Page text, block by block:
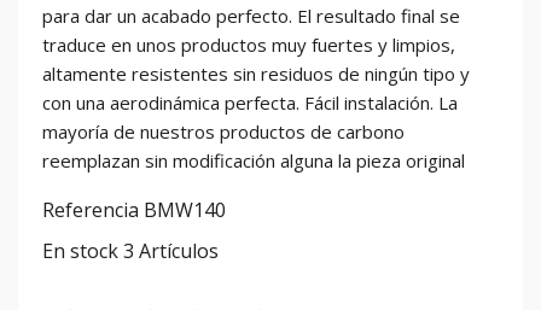
para dar un acabado perfecto. El resultado final se
traduce en unos productos muy fuertes y limpios,
altamente resistentes sin residuos de ningún tipo y
con una aerodinámica perfecta. Fácil instalación. La
mayoría de nuestros productos de carbono
reemplazan sin modificación alguna la pieza original
Referencia BMW140
En stock3 Artículos